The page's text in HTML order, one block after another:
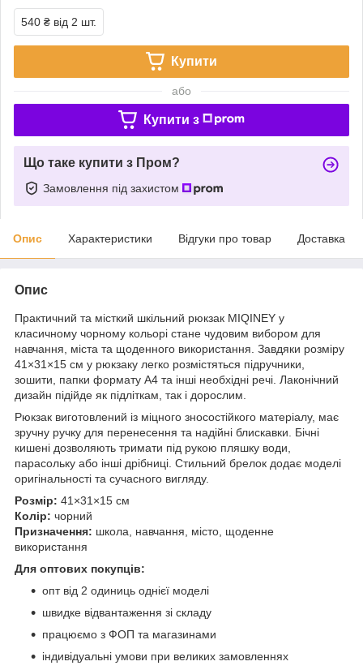
540 ₴ від 2 шт.
Купити
або
Купити з
Що таке купити з Пром?
Замовлення під захистом
Опис Характеристики Відгуки про товар Доставка
Опис
Практичний та місткий шкільний рюкзак MIQINEY у
класичному чорному кольорі стане чудовим вибором для
навчання, міста та щоденного використання. Завдяки розміру
41×31×15 см у рюкзаку легко розмістяться підручники,
зошити, папки формату А4 та інші необхідні речі. Лаконічний
дизайн підійде як підліткам, так і дорослим.
Рюкзак виготовлений із міцного зносостійкого матеріалу, має
зручну ручку для перенесення та надійні блискавки. Бічні
кишені дозволяють тримати під рукою пляшку води,
парасольку або інші дрібниці. Стильний брелок додає моделі
оригінальності та сучасного вигляду.
Розмір: 41×31×15 см
Колір: чорний
Призначення: школа, навчання, місто, щоденне
використання
Для оптових покупців:
опт від 2 одиниць однієї моделі
швидке відвантаження зі складу
працюємо з ФОП та магазинами
індивідуальні умови при великих замовленнях